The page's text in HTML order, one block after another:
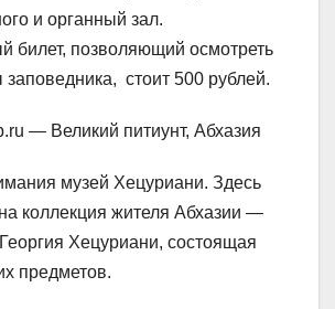
и органный зал.
билет, позволяющий осмотреть
заповедника, стоит 500 рублей.
— Великий питиунт, Абхазия
музей Хецуриани. Здесь
коллекция жителя Абхазии —
Хецуриани, состоящая
предметов.